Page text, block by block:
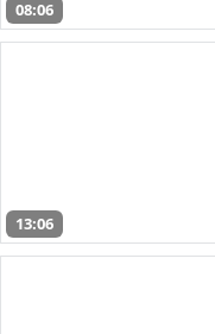
08:06
13:06